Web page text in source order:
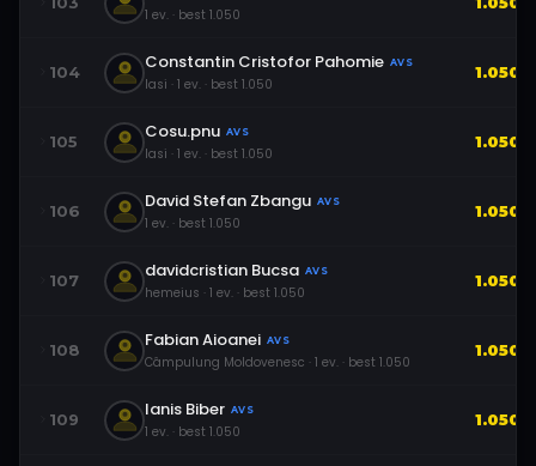
1 ev. · best 1.050
104 Constantin Cristofor Pahomie AVS
Iasi · 1 ev. · best 1.050
1.050
105 Cosu.pnu AVS
Iasi · 1 ev. · best 1.050
1.050
106 David Stefan Zbangu AVS
1 ev. · best 1.050
1.050
107 davidcristian Bucsa AVS
hemeius · 1 ev. · best 1.050
1.050
108 Fabian Aioanei AVS
Câmpulung Moldovenesc · 1 ev. · best 1.050
1.050
109 Ianis Biber AVS
1 ev. · best 1.050
1.050